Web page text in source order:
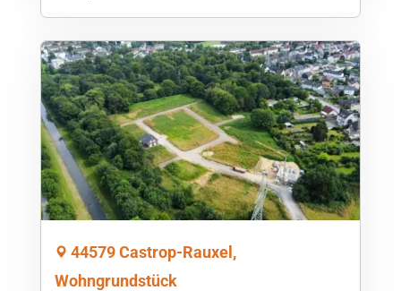
44579 Castrop-Rauxel,
Wohngrundstück